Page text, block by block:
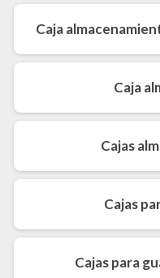
Caja
Caja
Cajas
Cajas
Cajas para